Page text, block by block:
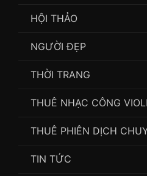
HỘI THẢO
NGƯỜI ĐẸP
THỜI TRANG
THUÊ NHẠC CÔNG
THUÊ PHIÊN DỊCH
TIN TỨC